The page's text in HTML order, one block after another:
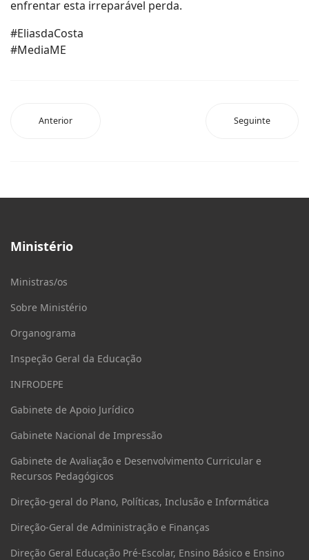
enfrentar esta irreparável perda.
#EliasdaCosta
#MediaME
Anterior Seguinte
Ministério
Ministras/os
Sobre Ministério
Organograma
Inspeção Geral da Educação
INFRODEPE
Gabinete de Apoio Jurídico
Gabinete Nacional de Impressão
Gabinete de Avaliação e Desenvolvimento Curricular e
Recursos Pedagógicos
Direção-geral do Plano, Políticas, Inclusão e Informática
Direção-Geral de Administração e Finanças
Direção Geral Educação Pré-Escolar, Ensino Básico e Ensino